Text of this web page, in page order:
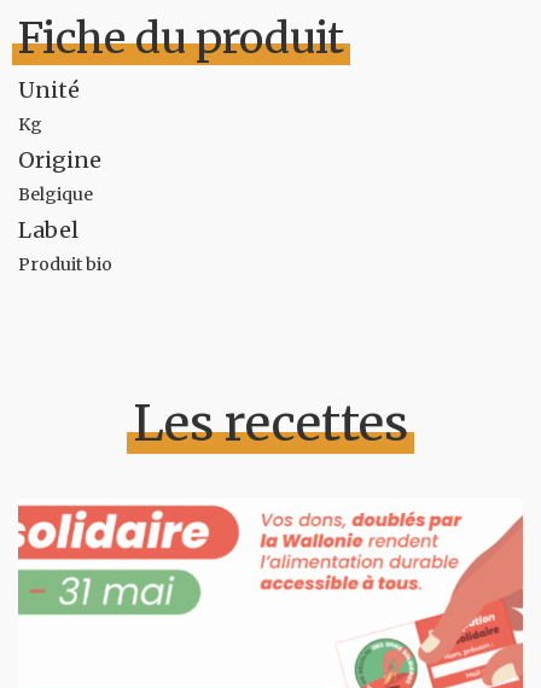
Fiche du produit
Unité
Kg
Origine
Belgique
Label
Produit bio
Les recettes